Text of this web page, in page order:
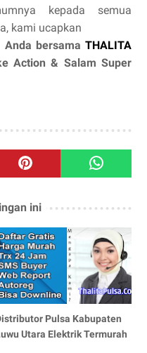
kepada semua
kami ucapkan
Anda bersama THALITA
Action & Salam Super
ini
Pulsa Kabupaten
Utara Elektrik Termurah